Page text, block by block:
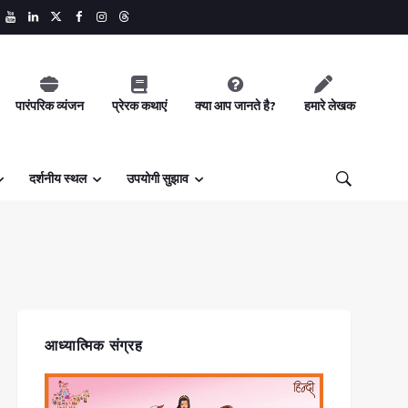
पारंपरिक व्यंजन प्रेरक कथाएं क्या आप जानते है? हमारे लेखक
दर्शनीय स्थल उपयोगी सुझाव
आध्यात्मिक संग्रह